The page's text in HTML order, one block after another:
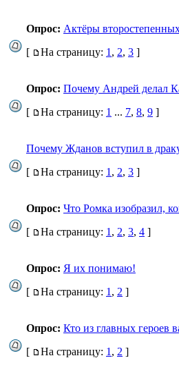
Опрос: Актёры
[
На страницу: 1 , 2, 3 ]
Опрос: Почему Андрей делал
[
На страницу: 1 ... 7, 8, 9 ]
Почему Жданов вступил в
[
На страницу: 1 , 2, 3 ]
Опрос: Что Ромка изобразил,
[
На страницу: 1 , 2, 3, 4 ]
Опрос: Я их понимаю!
[
На страницу: 1 , 2 ]
Опрос: Кто из главных героев
[
На страницу: 1 , 2 ]